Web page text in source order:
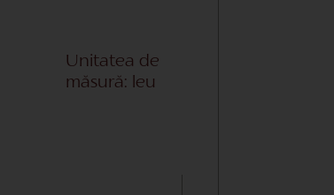
Unitatea de
măsură: leu